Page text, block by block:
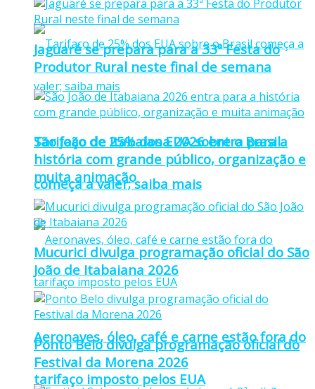
Tarifaço de 25% dos EUA sobre o Brasil
começa a valer; saiba mais
Aeronaves, óleo, café e carne estão fora do
tarifaço imposto pelos EUA
Jaguaré se prepara para a 33ª Festa do
Produtor Rural neste final de semana
São João de Itabaiana 2026 entra para a
história com grande público, organização e
muita animação
Mucurici divulga programação oficial do São
João de Itabaiana 2026
Ponto Belo divulga programação oficial do
Festival da Morena 2026